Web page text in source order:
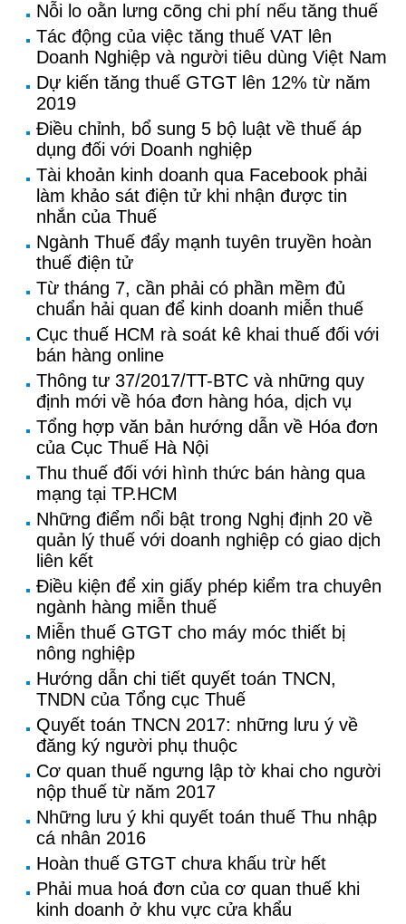
Nỗi lo oằn lưng cõng chi phí nếu tăng thuế
Tác động của việc tăng thuế VAT lên
Doanh Nghiệp và người tiêu dùng Việt Nam
Dự kiến tăng thuế GTGT lên 12% từ năm
2019
Điều chỉnh, bổ sung 5 bộ luật về thuế áp
dụng đối với Doanh nghiệp
Tài khoản kinh doanh qua Facebook phải
làm khảo sát điện tử khi nhận được tin
nhắn của Thuế
Ngành Thuế đẩy mạnh tuyên truyền hoàn
thuế điện tử
Từ tháng 7, cần phải có phần mềm đủ
chuẩn hải quan để kinh doanh miễn thuế
Cục thuế HCM rà soát kê khai thuế đối với
bán hàng online
Thông tư 37/2017/TT-BTC và những quy
định mới về hóa đơn hàng hóa, dịch vụ
Tổng hợp văn bản hướng dẫn về Hóa đơn
của Cục Thuế Hà Nội
Thu thuế đối với hình thức bán hàng qua
mạng tại TP.HCM
Những điểm nổi bật trong Nghị định 20 về
quản lý thuế với doanh nghiệp có giao dịch
liên kết
Điều kiện để xin giấy phép kiểm tra chuyên
ngành hàng miễn thuế
Miễn thuế GTGT cho máy móc thiết bị
nông nghiệp
Hướng dẫn chi tiết quyết toán TNCN,
TNDN của Tổng cục Thuế
Quyết toán TNCN 2017: những lưu ý về
đăng ký người phụ thuộc
Cơ quan thuế ngưng lập tờ khai cho người
nộp thuế từ năm 2017
Những lưu ý khi quyết toán thuế Thu nhập
cá nhân 2016
Hoàn thuế GTGT chưa khấu trừ hết
Phải mua hoá đơn của cơ quan thuế khi
kinh doanh ở khu vực cửa khẩu